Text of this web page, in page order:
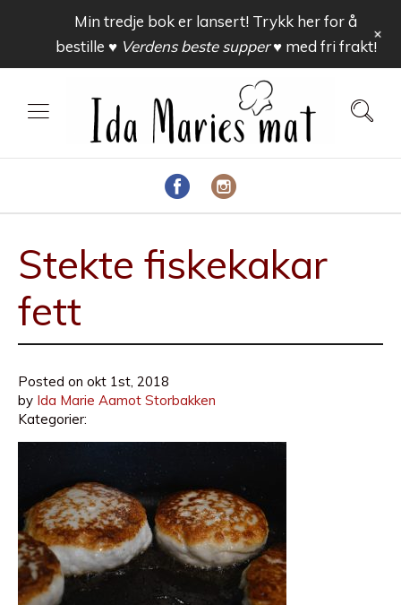
Stekte fiskekakar
fett
Posted on okt 1st, 2018
by Ida Marie Aamot Storbakken
Kategorier:
Min tredje bok er lansert! Trykk her for å
bestille ♥ Verdens beste supper ♥med fri frakt!
+